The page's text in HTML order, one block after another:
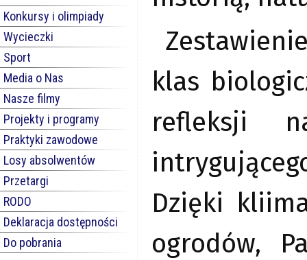
Konkursy i olimpiady
Wycieczki
Sport
Media o Nas
Nasze filmy
Projekty i programy
Praktyki zawodowe
Losy absolwentów
Przetargi
RODO
Deklaracja dostępności
Do pobrania
klas
refleksji
Dzięki
ogrodów,